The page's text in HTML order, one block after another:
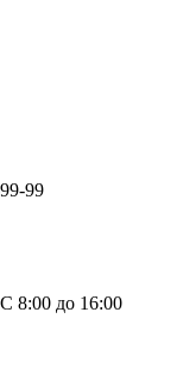
99
С 8:00 до 16:00